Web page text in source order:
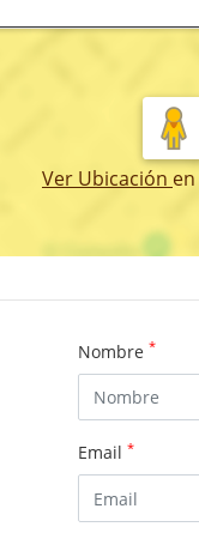
Ver Ubicación en
Nombre *
Email *